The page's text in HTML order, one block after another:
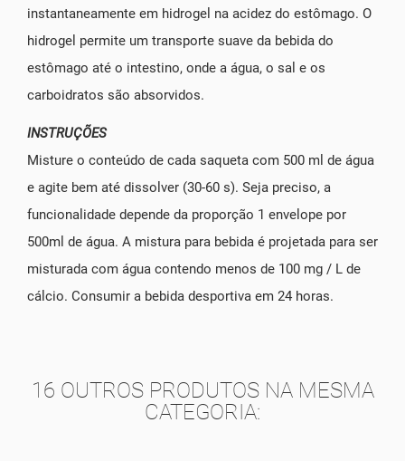
instantaneamente em hidrogel na acidez do estômago. O
hidrogel permite um transporte suave da bebida do
estômago até o intestino, onde a água, o sal e os
carboidratos são absorvidos.
INSTRUÇÕES
Misture o conteúdo de cada saqueta com 500 ml de água
e agite bem até dissolver (30-60 s). Seja preciso, a
funcionalidade depende da proporção 1 envelope por
500ml de água. A mistura para bebida é projetada para ser
misturada com água contendo menos de 100 mg / L de
cálcio. Consumir a bebida desportiva em 24 horas.
16 OUTROS PRODUTOS NA MESMA
CATEGORIA: